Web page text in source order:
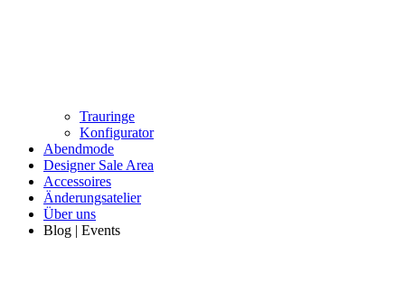
Trauringe
Konfigurator
Abendmode
Designer Sale Area
Accessoires
Änderungsatelier
Über uns
Blog | Events